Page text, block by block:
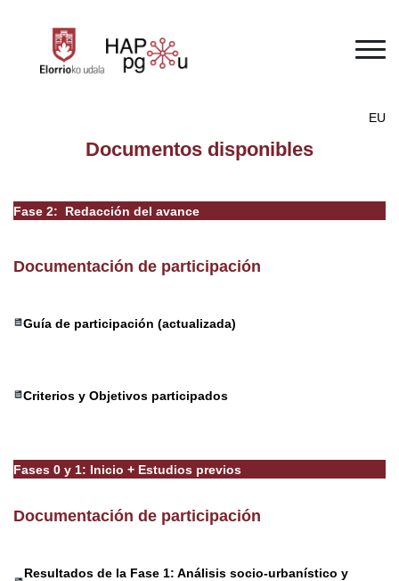
EU
Documentos disponibles
Fase 2: Redacción del avance
Documentación de participación
Guía de participación (actualizada)
Criterios y Objetivos participados
Fases 0 y 1: Inicio + Estudios previos
Documentación de participación
Resultados de la Fase 1: Análisis socio-urbanístico y